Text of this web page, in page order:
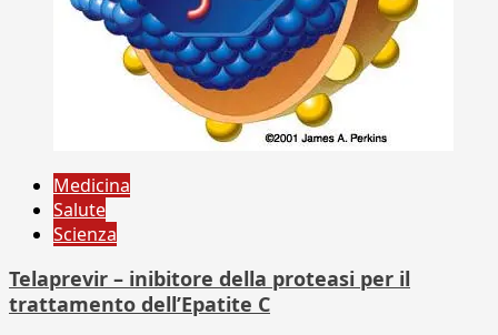
Medicina
Salute
Scienza
Telaprevir – inibitore della proteasi per il
trattamento dell’Epatite C